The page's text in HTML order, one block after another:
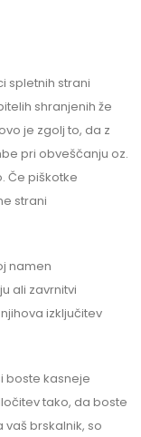
spletnih strani
shranjenih že
je zgolj to, da z
pri obveščanju oz.
Če piškotke
strani
namen
ali zavrnitvi
izključitev
boste kasneje
tako, da boste
brskalnik, so